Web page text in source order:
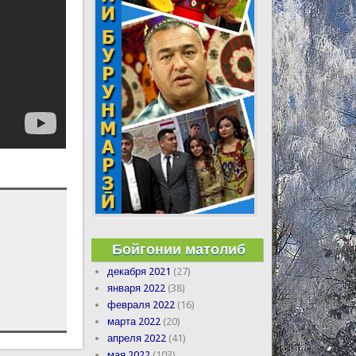
Бойгонии матолиб
декабря 2021 (27)
января 2022 (38)
февраля 2022 (16)
марта 2022 (20)
апреля 2022 (41)